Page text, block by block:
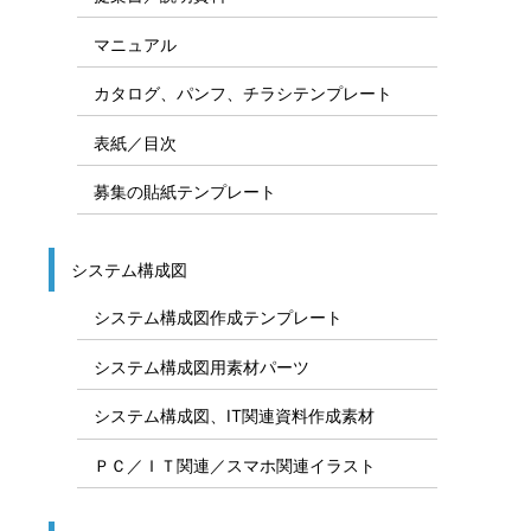
マニュアル
カタログ、パンフ、チラシテンプレート
表紙／目次
募集の貼紙テンプレート
システム構成図
システム構成図作成テンプレート
システム構成図用素材パーツ
システム構成図、IT関連資料作成素材
ＰＣ／ＩＴ関連／スマホ関連イラスト